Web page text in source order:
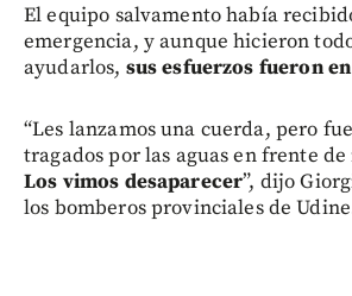
El equipo salvamento había
emergencia, y aunque hicieron
ayudarlos, sus esfuerzos fueron
“Les lanzamos una cuerda, pero
tragados por las aguas en frente de
Los vimos desaparecer”, dijo
los bomberos provinciales de